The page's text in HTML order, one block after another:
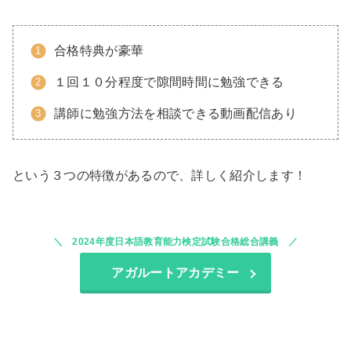
合格特典が豪華
１回１０分程度で隙間時間に勉強できる
講師に勉強方法を相談できる動画配信あり
という３つの特徴があるので、詳しく紹介します！
2024年度日本語教育能力検定試験合格総合講義
アガルートアカデミー